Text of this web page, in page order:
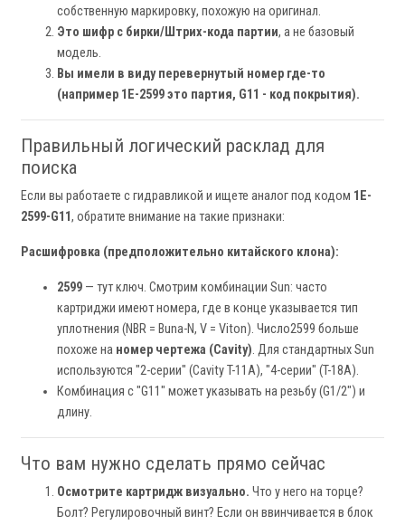
собственную маркировку, похожую на оригинал.
Это шифр с бирки/Штрих-кода партии, а не базовый
модель.
Вы имели в виду перевернутый номер где-то
(например 1E-2599 это партия, G11 - код покрытия).
Правильный логический расклад для
поиска
Если вы работаете с гидравликой и ищете аналог под кодом 1E-
2599-G11, обратите внимание на такие признаки:
Расшифровка (предположительно китайского клона):
2599 — тут ключ. Смотрим комбинации Sun: часто
картриджи имеют номера, где в конце указывается тип
уплотнения (NBR = Buna-N, V = Viton). Число2599 больше
похоже на номер чертежа (Cavity). Для стандартных Sun
используются "2-серии" (Cavity T-11A), "4-серии" (T-18A).
Комбинация с "G11" может указывать на резьбу (G1/2") и
длину.
Что вам нужно сделать прямо сейчас
Осмотрите картридж визуально. Что у него на торце?
Болт? Регулировочный винт? Если он ввинчивается в блок